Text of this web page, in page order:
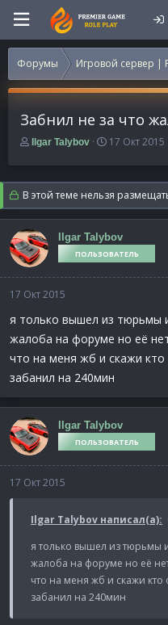
Форумы Игровой сервер |
Забнил не за что
А
т
о
р
т
е
м
ы
Ilgar Talybov
Д
т
а
н
а
а
л
17 Окт 2015
В этой теме нельзя
Ilgar Talybov
ПОЛЬЗОВАТЕЛЬ
17 Окт 2015
я только вышел из тюрьмы
жалоба на форуме но её
что на меня жб и скажи кто
забанил на 240мин
Ilgar Talybov
ПОЛЬЗОВАТЕЛЬ
17 Окт 2015
Ilgar Talybov написал(а):
я только вышел из тюрьмы
жалоба на форуме но её
что на меня жб и скажи кто
забанил на 240мин